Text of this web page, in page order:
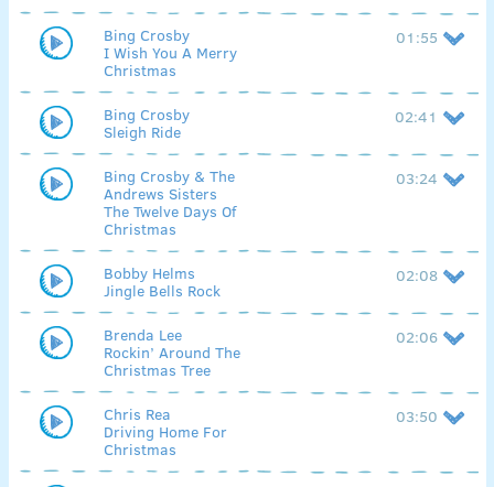
Bing Crosby
I Wish You A Merry
Christmas
01:55
Bing Crosby
Sleigh Ride
02:41
Bing Crosby & The
Andrews Sisters
The Twelve Days Of
Christmas
03:24
Bobby Helms
Jingle Bells Rock
02:08
Brenda Lee
Rockin’ Around The
Christmas Tree
02:06
Chris Rea
Driving Home For
Christmas
03:50